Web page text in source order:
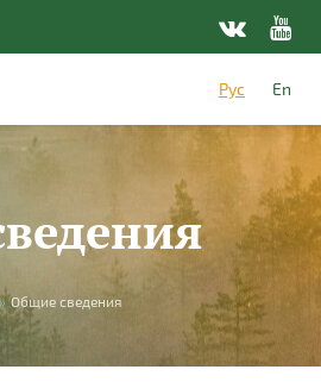
Рус
En
» Общие сведения